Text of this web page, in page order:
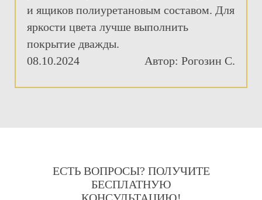
и ящиков полиуретановым составом. Для
яркости цвета лучше выполнить
покрытие дважды.
08.10.2024
Автор: Рогозин С.
ЕСТЬ ВОПРОСЫ? ПОЛУЧИТЕ
БЕСПЛАТНУЮ
КОНСУЛЬТАЦИЮ!